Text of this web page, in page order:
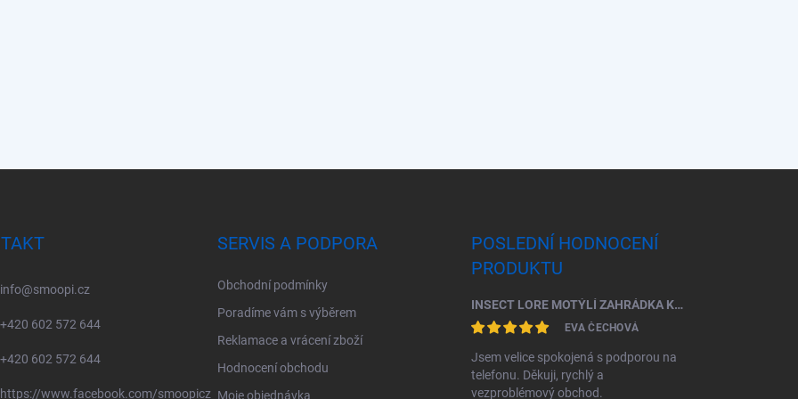
info@smoopi.cz
+420 602 572 644
+420 602 572 644
https://www.facebook.com/smoopicz
SERVIS A PODPORA
Obchodní podmínky
Poradíme vám s výběrem
Reklamace a vrácení zboží
Hodnocení obchodu
Moje objednávka
POSLEDNÍ HODNOCENÍ
PRODUKTU
INSECT LORE MOTÝLÍ ZAHRÁDKA KOMPLETNÍ ŠKOLNÍ SADA (33 HOUSENEK)
EVA ČECHOVÁ
Jsem velice spokojená s podporou na
telefonu. Děkuji, rychlý a
vezproblémový obchod.